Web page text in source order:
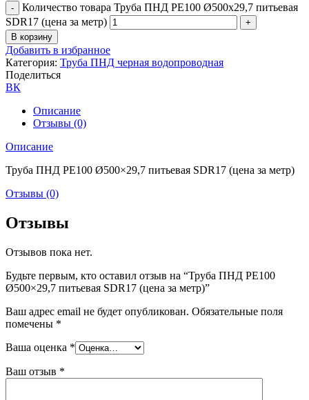
Количество товара Труба ПНД РЕ100 Ø500x29,7 питьевая
SDR17 (цена за метр)
В корзину
Добавить в избранное
Категория: Труба ПНД черная водопроводная
Поделиться
ВК
Описание
Отзывы (0)
Описание
Труба ПНД РЕ100 Ø500×29,7 питьевая SDR17 (цена за метр)
Отзывы (0)
Отзывы
Отзывов пока нет.
Будьте первым, кто оставил отзыв на “Труба ПНД РЕ100
Ø500×29,7 питьевая SDR17 (цена за метр)”
Ваш адрес email не будет опубликован. Обязательные поля
помечены *
Ваша оценка *
Ваш отзыв *